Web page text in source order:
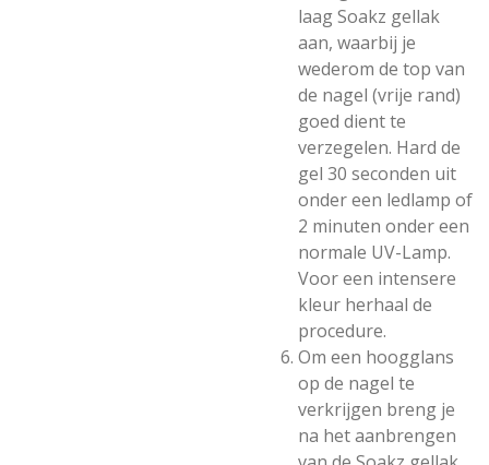
laag Soakz gellak
aan, waarbij je
wederom de top van
de nagel (vrije rand)
goed dient te
verzegelen. Hard de
gel 30 seconden uit
onder een ledlamp of
2 minuten onder een
normale UV-Lamp.
Voor een intensere
kleur herhaal de
procedure.
Om een hoogglans
op de nagel te
verkrijgen breng je
na het aanbrengen